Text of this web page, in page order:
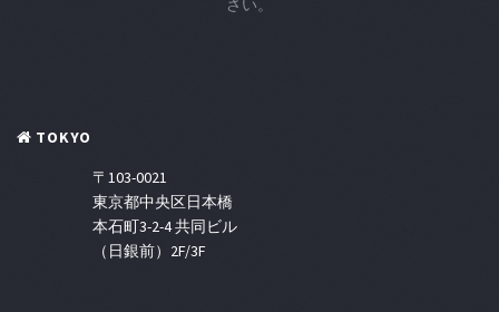
さい。
TOKYO
〒103-0021
東京都中央区日本橋
本石町3-2-4 共同ビル
（日銀前）2F/3F